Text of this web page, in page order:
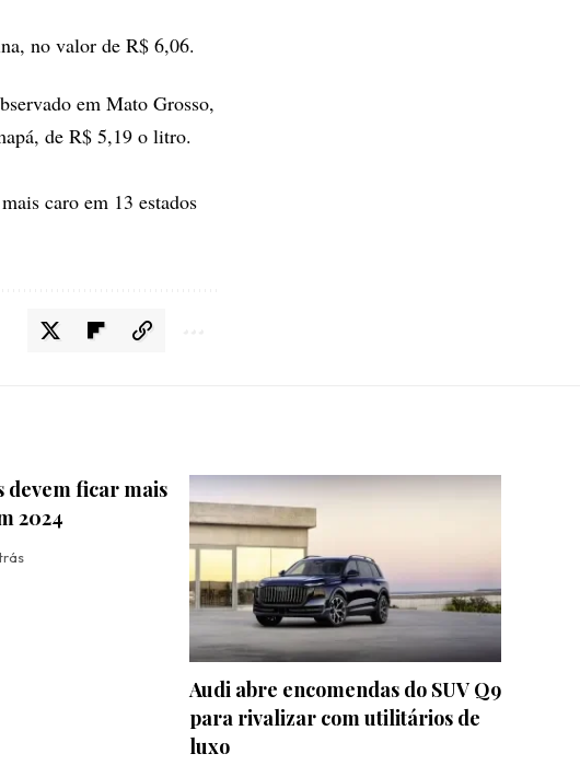
no valor de R$ 6,06.
em Mato Grosso,
de R$ 5,19 o litro.
caro em 13 estados
devem ficar mais
2024
Audi abre encomendas do SUV Q9
para rivalizar com utilitários de
luxo